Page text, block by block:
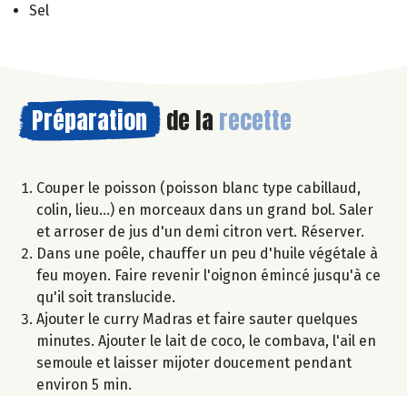
Sel
Préparation de la recette
Couper le poisson (poisson blanc type cabillaud,
colin, lieu...) en morceaux dans un grand bol. Saler
et arroser de jus d'un demi citron vert. Réserver.
Dans une poêle, chauffer un peu d'huile végétale à
feu moyen. Faire revenir l'oignon émincé jusqu'à ce
qu'il soit translucide.
Ajouter le curry Madras et faire sauter quelques
minutes. Ajouter le lait de coco, le combava, l'ail en
semoule et laisser mijoter doucement pendant
environ 5 min.